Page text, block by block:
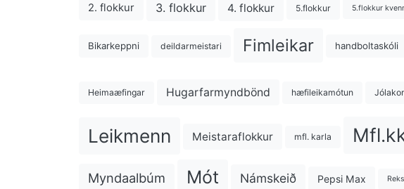
2. flokkur 3. flokkur 4. flokkur 5.flokkur 5.flokkur
Bikarkeppni deildarmeistari Fimleikar handboltaskóli
Heimaæfingar Hugarfarmyndbönd hæfileikamótun
Leikmenn Meistaraflokkur mfl. karla
Myndaalbúm Mót Námskeið Pepsi Max